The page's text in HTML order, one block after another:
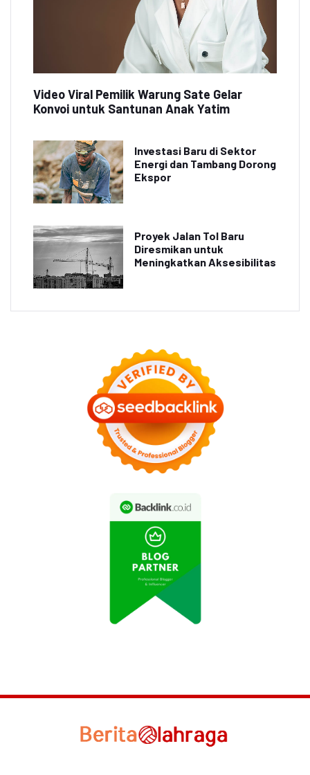
Video Viral Pemilik Warung Sate Gelar
Konvoi untuk Santunan Anak Yatim
Investasi Baru di Sektor
Energi dan Tambang Dorong
Ekspor
Proyek Jalan Tol Baru
Diresmikan untuk
Meningkatkan Aksesibilitas